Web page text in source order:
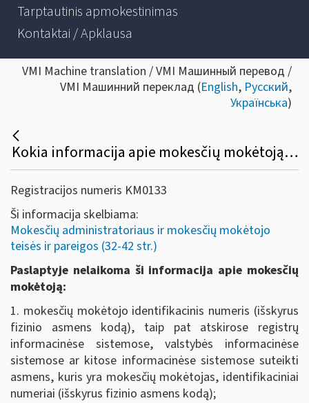
Tarptautinis apmokestinimas
Kontaktai / Apklausa
VMI Machine translation / VMI Машинный перевод /
VMI Машинний переклад (English, Русский,
Українська)
Kokia informacija apie mokesčių mokėtoją nelaikoma paslaptyje ir kam ji gali būti suteikta?
Registracijos numeris KM0133
Ši informacija skelbiama:
Mokesčių administratoriaus ir mokesčių mokėtojo
teisės ir pareigos (32-42 str.)
Paslaptyje nelaikoma ši informacija apie mokesčių
mokėtoją:
1. mokesčių mokėtojo identifikacinis numeris (išskyrus
fizinio asmens kodą), taip pat atskirose registrų
informacinėse sistemose, valstybės informacinėse
sistemose ar kitose informacinėse sistemose suteikti
asmens, kuris yra mokesčių mokėtojas, identifikaciniai
numeriai (išskyrus fizinio asmens kodą);